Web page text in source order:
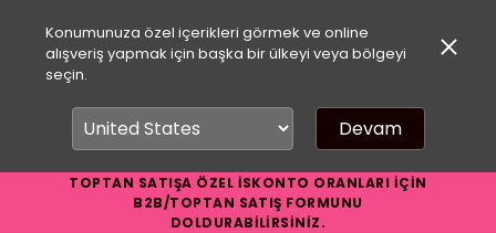
Konumunuza özel içerikleri görmek ve online
alışveriş yapmak için başka bir ülkeyi veya bölgeyi
seçin.
Devam
TOPTAN SATIŞA ÖZEL İSKONTO ORANLARI İÇİN
B2B/TOPTAN SATIŞ FORMUNU
DOLDURABİLİRSİNİZ.